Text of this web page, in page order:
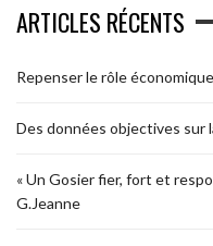
ARTICLES RÉCENTS
Repenser le rôle
Des données objectives sur
« Un Gosier fier, fort et
G.Jeanne